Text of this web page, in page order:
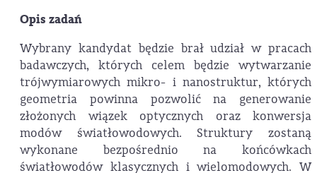
Opis zadań
Wybrany kandydat będzie brał udział w pracach
badawczych, których celem będzie wytwarzanie
trójwymiarowych mikro- i nanostruktur, których
geometria powinna pozwolić na generowanie
złożonych wiązek optycznych oraz konwersja
modów światłowodowych. Struktury zostaną
wykonane bezpośrednio na końcówkach
światłowodów klasycznych i wielomodowych. W